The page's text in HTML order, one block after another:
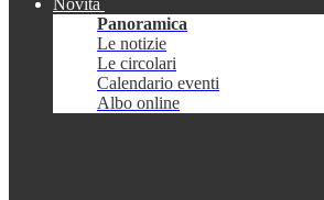
Novità
Panoramica
Le notizie
Le circolari
Calendario eventi
Albo online